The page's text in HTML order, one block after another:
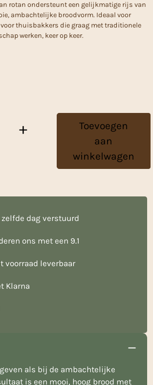
rotan ondersteunt een gelijkmatige rijs van
ambachtelijke broodvorm. Ideaal voor
thuisbakkers die graag met traditionele
werken, keer op keer.
+
Toevoegen
aan
winkelwagen
zelfde dag verstuurd
ons met een 9.1
voorraad leverbaar
Klarna
als bij de ambachtelijke
is een mooi, hoog brood met